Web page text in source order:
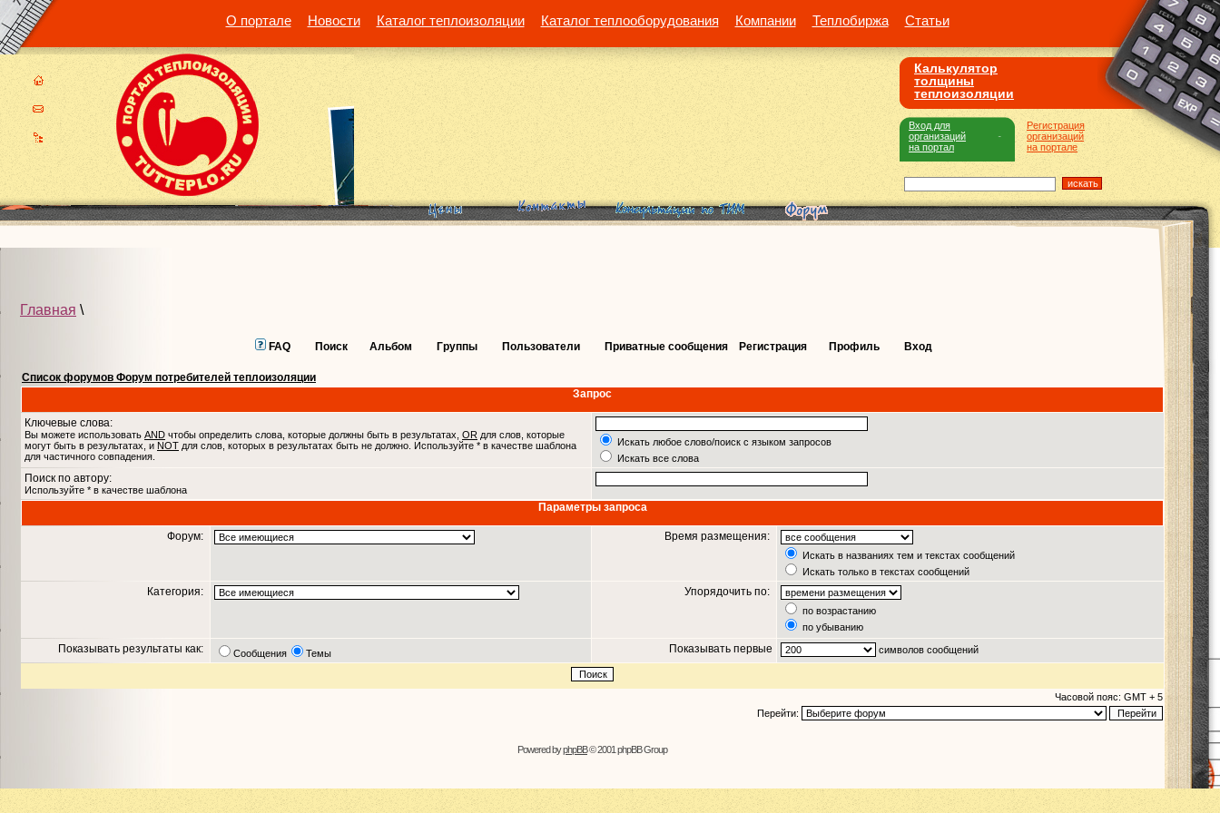
О портале Новости Каталог теплоизоляции Каталог теплооборудования Компании Теплобиржа Статьи
Калькулятор
толщины
теплоизоляции
Регистрация
организаций
на портале
Вход для
организаций
на портал
Главная \
FAQ Поиск Альбом Группы Пользователи Приватные сообщения Регистрация Профиль Вход
Список форумов Форум потребителей теплоизоляции
Запрос
Ключевые слова:
Вы можете использовать AND чтобы определить слова, которые должны быть в результатах, OR для слов, которые
могут быть в результатах, и NOT для слов, которых в результатах быть не должно. Используйте * в качестве шаблона
для частичного совпадения.
Искать любое слово/поиск с языком запросов
Искать все слова
Поиск по автору:
Используйте * в качестве шаблона
Параметры запроса
Форум: Время размещения:
Искать в названиях тем и текстах сообщений
Искать только в текстах сообщений
Категория: Упорядочить по:
по возрастанию
по убыванию
Показывать результаты как: Сообщения Темы Показывать первые символов сообщений
Часовой пояс: GMT + 5
Перейти:
Powered byphpBB© 2001 phpBB Group